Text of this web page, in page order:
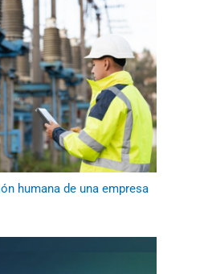
humana de una empresa